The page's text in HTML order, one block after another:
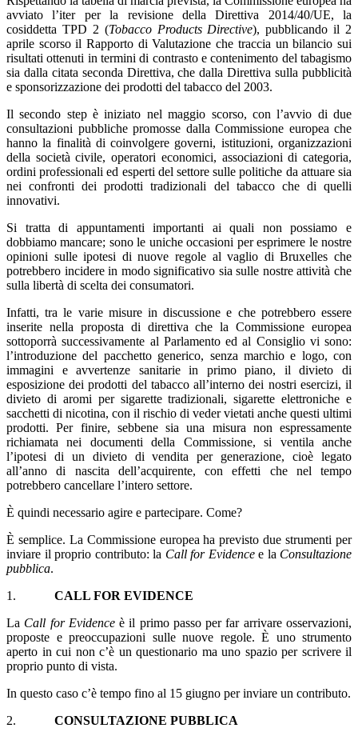
avviato l’iter per la revisione della Direttiva 2014/40/UE, la
cosiddetta TPD 2 (Tobacco Products Directive), pubblicando il 2
aprile scorso il Rapporto di Valutazione che traccia un bilancio sui
risultati ottenuti in termini di contrasto e contenimento del tabagismo
sia dalla citata seconda Direttiva, che dalla Direttiva sulla pubblicità
e sponsorizzazione dei prodotti del tabacco del 2003.
Il secondo step è iniziato nel maggio scorso, con l’avvio di due
consultazioni pubbliche promosse dalla Commissione europea che
hanno la finalità di coinvolgere governi, istituzioni, organizzazioni
della società civile, operatori economici, associazioni di categoria,
ordini professionali ed esperti del settore sulle politiche da attuare sia
nei confronti dei prodotti tradizionali del tabacco che di quelli
innovativi.
Si tratta di appuntamenti importanti ai quali non possiamo e
dobbiamo mancare; sono le uniche occasioni per esprimere le nostre
opinioni sulle ipotesi di nuove regole al vaglio di Bruxelles che
potrebbero incidere in modo significativo sia sulle nostre attività che
sulla libertà di scelta dei consumatori.
Infatti, tra le varie misure in discussione e che potrebbero essere
inserite nella proposta di direttiva che la Commissione europea
sottoporrà successivamente al Parlamento ed al Consiglio vi sono:
l’introduzione del pacchetto generico, senza marchio e logo, con
immagini e avvertenze sanitarie in primo piano, il divieto di
esposizione dei prodotti del tabacco all’interno dei nostri esercizi, il
divieto di aromi per sigarette tradizionali, sigarette elettroniche e
sacchetti di nicotina, con il rischio di veder vietati anche questi ultimi
prodotti. Per finire, sebbene sia una misura non espressamente
richiamata nei documenti della Commissione, si ventila anche
l’ipotesi di un divieto di vendita per generazione, cioè legato
all’anno di nascita dell’acquirente, con effetti che nel tempo
potrebbero cancellare l’intero settore.
È quindi necessario agire e partecipare. Come?
È semplice. La Commissione europea ha previsto due strumenti per
inviare il proprio contributo: la Call for Evidencee la Consultazione
pubblica.
1. CALL FOR EVIDENCE
La Call for Evidenceè il primo passo per far arrivare osservazioni,
proposte e preoccupazioni sulle nuove regole. È uno strumento
aperto in cui non c’è un questionario ma uno spazio per scrivere il
proprio punto di vista.
In questo caso c’è tempo fino al 15 giugno per inviare un contributo.
2. CONSULTAZIONE PUBBLICA